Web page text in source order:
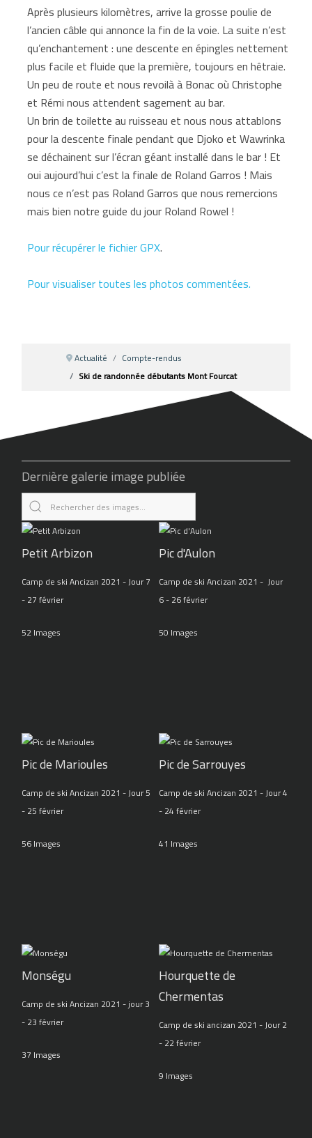
Après plusieurs kilomètres, arrive la grosse poulie de
l’ancien câble qui annonce la fin de la voie. La suite n’est
qu’enchantement : une descente en épingles nettement
plus facile et fluide que la première, toujours en hêtraie.
Un peu de route et nous revoilà à Bonac où Christophe
et Rémi nous attendent sagement au bar.
Un brin de toilette au ruisseau et nous nous attablons
pour la descente finale pendant que Djoko et Wawrinka
se déchainent sur l’écran géant installé dans le bar ! Et
oui aujourd’hui c’est la finale de Roland Garros ! Mais
nous ce n’est pas Roland Garros que nous remercions
mais bien notre guide du jour Roland Rowel !
Pour récupérer le fichier GPX.
Pour visualiser toutes les photos commentées.
Actualité
Compte-rendus
Ski de randonnée débutants Mont Fourcat
Dernière galerie image publiée
Petit Arbizon
Camp de ski Ancizan 2021 - Jour 7
- 27 février
52 Images
Pic d'Aulon
Camp de ski Ancizan 2021 - Jour
6 - 26 février
50 Images
Pic de Marioules
Camp de ski Ancizan 2021 - Jour 5
- 25 février
56 Images
Pic de Sarrouyes
Camp de ski Ancizan 2021 - Jour 4
- 24 février
41 Images
Monségu
Camp de ski Ancizan 2021 - jour 3
- 23 février
37 Images
Hourquette de
Chermentas
Camp de ski ancizan 2021 - Jour 2
- 22 février
9 Images